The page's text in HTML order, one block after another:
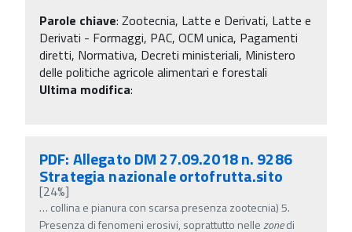
Parole chiave: Zootecnia, Latte e Derivati, Latte e
Derivati - Formaggi, PAC, OCM unica, Pagamenti
diretti, Normativa, Decreti ministeriali, Ministero
delle politiche agricole alimentari e forestali
Ultima modifica:
PDF: Allegato DM 27.09.2018 n. 9286
Strategia nazionale ortofrutta.sito
[24%]
… collina e pianura con scarsa presenza zootecnia) 5.
Presenza di fenomeni erosivi, soprattutto nellezonedi